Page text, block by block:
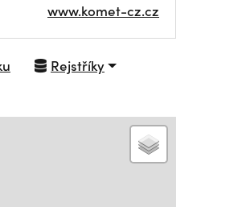
www.komet-cz.cz
Rejstříky